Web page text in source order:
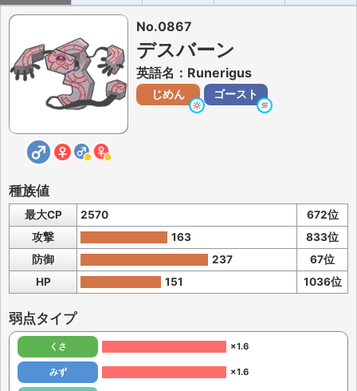
No.0867
デスバーン
英語名：Runerigus
じめん ゴースト
種族値
最大CP 2570
672位
攻撃
163
833位
防御
237
67位
HP
151 1036位
弱点タイプ
くさ ×1.6
みず ×1.6